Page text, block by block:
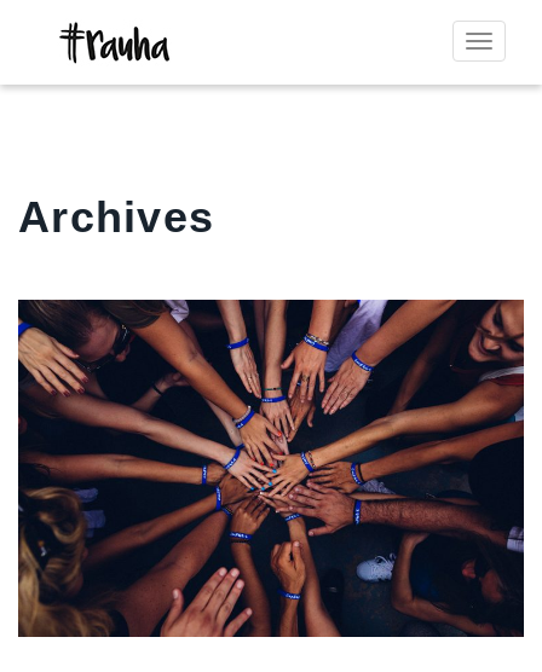
Toggle
Archives